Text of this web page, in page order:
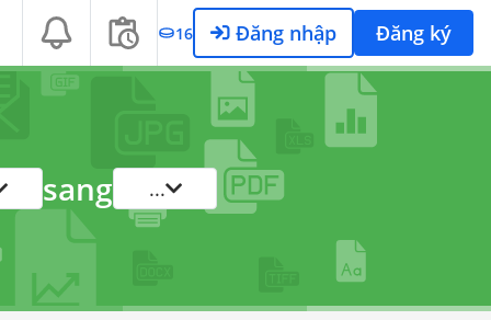
16 Đăng nhập Đăng ký
sang ...